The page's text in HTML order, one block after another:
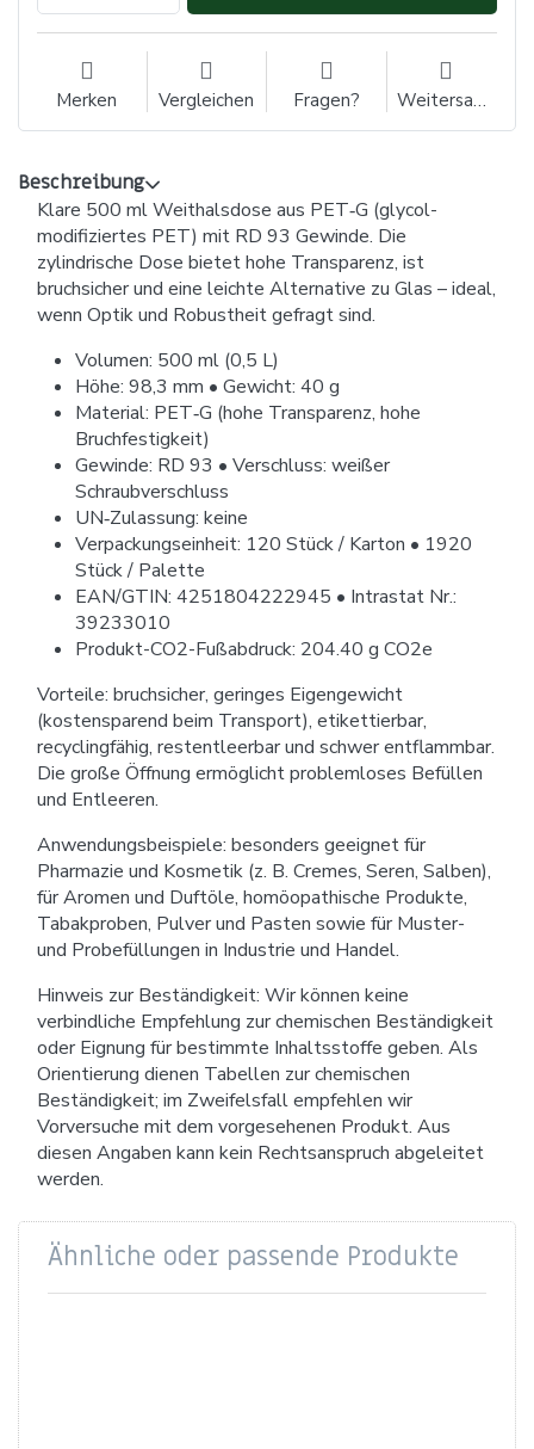
Merken Vergleichen Fragen? Weitersagen
Beschreibung
Klare 500 ml Weithalsdose aus PET‑G (glycol-
modifiziertes PET) mit RD 93 Gewinde. Die
zylindrische Dose bietet hohe Transparenz, ist
bruchsicher und eine leichte Alternative zu Glas – ideal,
wenn Optik und Robustheit gefragt sind.
Volumen: 500 ml (0,5 L)
Höhe: 98,3 mm • Gewicht: 40 g
Material: PET‑G (hohe Transparenz, hohe
Bruchfestigkeit)
Gewinde: RD 93 • Verschluss: weißer
Schraubverschluss
UN‑Zulassung: keine
Verpackungseinheit: 120 Stück / Karton • 1920
Stück / Palette
EAN/GTIN: 4251804222945 • Intrastat Nr.:
39233010
Produkt-CO2-Fußabdruck: 204.40 g CO2e
Vorteile: bruchsicher, geringes Eigengewicht
(kostensparend beim Transport), etikettierbar,
recyclingfähig, restentleerbar und schwer entflammbar.
Die große Öffnung ermöglicht problemloses Befüllen
und Entleeren.
Anwendungsbeispiele: besonders geeignet für
Pharmazie und Kosmetik (z. B. Cremes, Seren, Salben),
für Aromen und Duftöle, homöopathische Produkte,
Tabakproben, Pulver und Pasten sowie für Muster-
und Probefüllungen in Industrie und Handel.
Hinweis zur Beständigkeit: Wir können keine
verbindliche Empfehlung zur chemischen Beständigkeit
oder Eignung für bestimmte Inhaltsstoffe geben. Als
Orientierung dienen Tabellen zur chemischen
Beständigkeit; im Zweifelsfall empfehlen wir
Vorversuche mit dem vorgesehenen Produkt. Aus
diesen Angaben kann kein Rechtsanspruch abgeleitet
werden.
Ähnliche oder passende Produkte